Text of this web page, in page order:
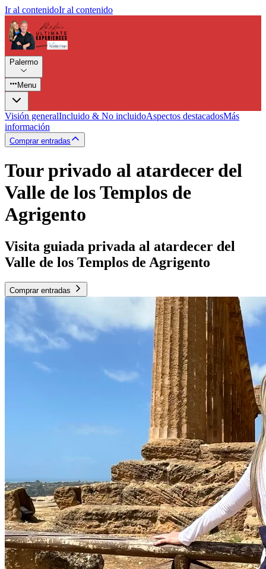
Ir al contenidoIr al contenido
Palermo
Menu
Visión generalIncluido & No incluidoAspectos destacadosMás
información
Comprar entradas
Tour privado al atardecer del
Valle de los Templos de
Agrigento
Visita guiada privada al atardecer del
Valle de los Templos de Agrigento
Comprar entradas